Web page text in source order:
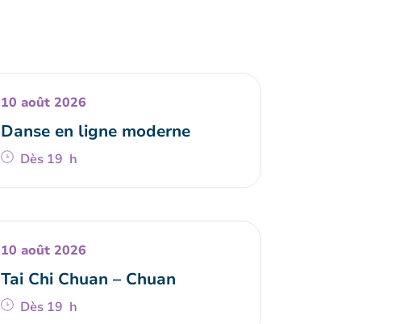
10 août 2026
Danse en ligne moderne
Dès 19 h
10 août 2026
Tai Chi Chuan – Chuan
Dès 19 h